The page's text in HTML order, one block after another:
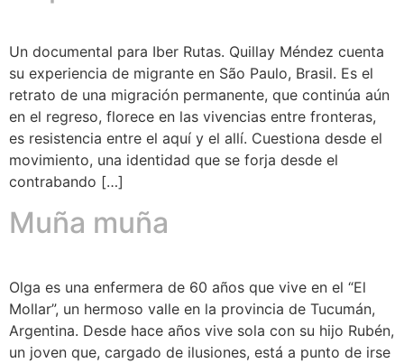
Un documental para Iber Rutas. Quillay Méndez cuenta
su experiencia de migrante en São Paulo, Brasil. Es el
retrato de una migración permanente, que continúa aún
en el regreso, florece en las vivencias entre fronteras,
es resistencia entre el aquí y el allí. Cuestiona desde el
movimiento, una identidad que se forja desde el
contrabando […]
Muña muña
Olga es una enfermera de 60 años que vive en el “El
Mollar”, un hermoso valle en la provincia de Tucumán,
Argentina. Desde hace años vive sola con su hijo Rubén,
un joven que, cargado de ilusiones, está a punto de irse